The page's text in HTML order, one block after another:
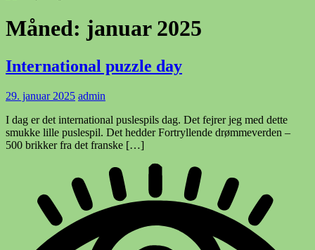
Måned: januar 2025
International puzzle day
29. januar 2025 admin
I dag er det international puslespils dag. Det fejrer jeg med dette
smukke lille puslespil. Det hedder Fortryllende drømmeverden –
500 brikker fra det franske […]